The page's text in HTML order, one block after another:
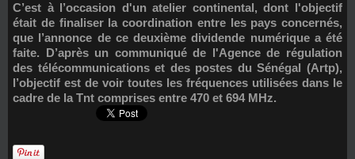
C’est à l’occasion d'un atelier continental, dont l'objectif
était de finaliser la coordination entre les pays concernés,
que l’annonce de ce deuxième dividende numérique a été
faite. D’après un communiqué de l'Agence de régulation
des télécommunications et des postes du Sénégal (Artp),
l’objectif est de voir toutes les fréquences utilisées dans le
cadre de la Tnt comprises entre 470 et 694 MHz.